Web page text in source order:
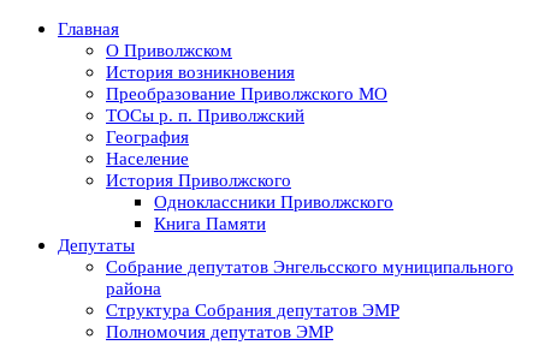
Главная
О Приволжском
История возникновения
Преобразование Приволжского МО
ТОСы р. п. Приволжский
География
Население
История Приволжского
Одноклассники Приволжского
Книга Памяти
Депутаты
Собрание депутатов Энгельсского муниципального
района
Структура Собрания депутатов ЭМР
Полномочия депутатов ЭМР